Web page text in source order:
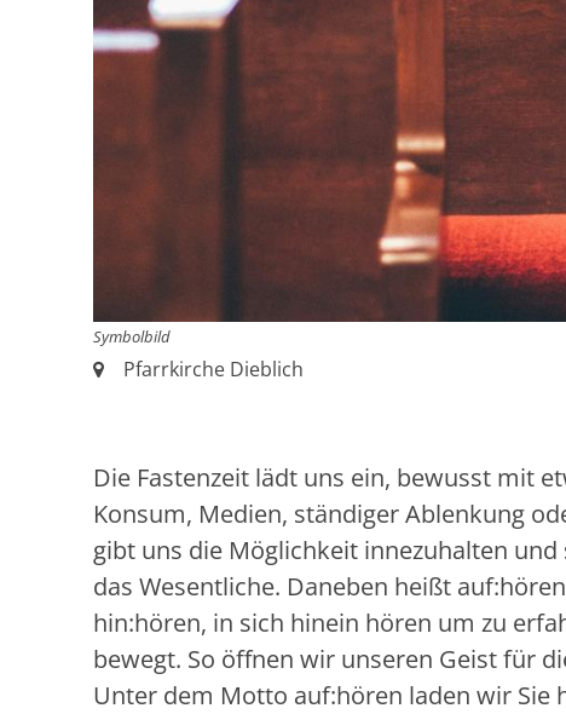
Symbolbild
Ort:Pfarrkirche Dieblich
Die Fastenzeit lädt uns ein, bewusst mit
Konsum, Medien, ständiger Ablenkung
gibt uns die Möglichkeit innezuhalten
das Wesentliche. Daneben heißt
hin:hören, in sich hinein hören um zu
bewegt. So öffnen wir unseren Geist für
Unter dem Motto auf:hören laden wir Sie